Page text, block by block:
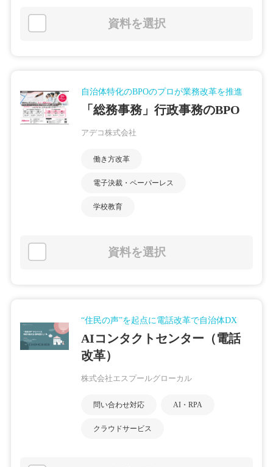
資料を選択
自治体特化のBPOのプロが業務改革を推進
「総務事務」行政事務のBPO
アデコ株式会社
働き方改革
電子決裁・ペーパーレス
学校教育
資料を選択
“住民の声”を起点に電話改革で自治体DX
AIコンタクトセンター（電話
改革）
株式会社エスプールグローカル
問い合わせ対応 AI・RPA
クラウドサービス